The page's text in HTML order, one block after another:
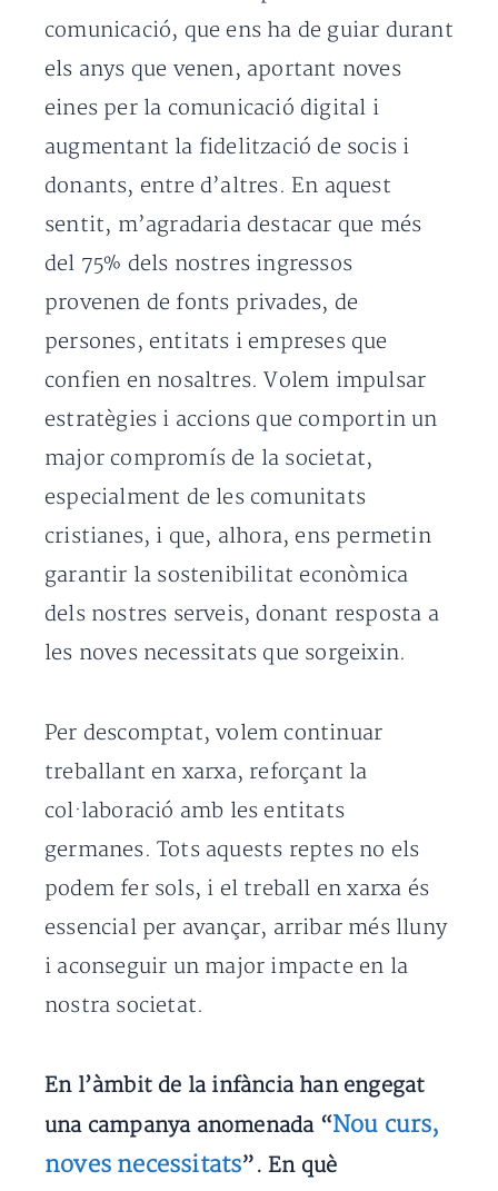
comunicació, que ens ha de guiar durant
els anys que venen, aportant noves
eines per la comunicació digital i
augmentant la fidelització de socis i
donants, entre d’altres. En aquest
sentit, m’agradaria destacar que més
del 75% dels nostres ingressos
provenen de fonts privades, de
persones, entitats i empreses que
confien en nosaltres. Volem impulsar
estratègies i accions que comportin un
major compromís de la societat,
especialment de les comunitats
cristianes, i que, alhora, ens permetin
garantir la sostenibilitat econòmica
dels nostres serveis, donant resposta a
les noves necessitats que sorgeixin.
Per descomptat, volem continuar
treballant en xarxa, reforçant la
col·laboració amb les entitats
germanes. Tots aquests reptes no els
podem fer sols, i el treball en xarxa és
essencial per avançar, arribar més lluny
i aconseguir un major impacte en la
nostra societat.
En l’àmbit de la infància han engegat
una campanya anomenada “Nou curs,
noves necessitats”. En què